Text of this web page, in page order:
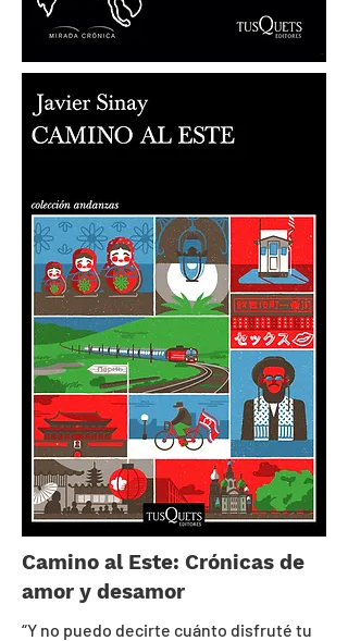
Camino al Este: Crónicas de
amor y desamor
“Y no puedo decirte cuánto disfruté tu